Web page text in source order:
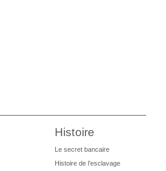
Histoire
Le secret bancaire
Histoire de l’esclavage